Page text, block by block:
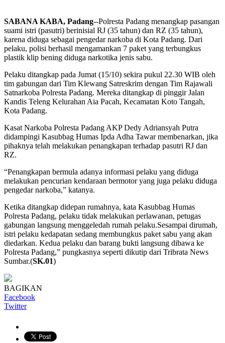
SABANA KABA, Padang--Polresta Padang menangkap pasangan
suami istri (pasutri) berinisial RJ (35 tahun) dan RZ (35 tahun),
karena diduga sebagai pengedar narkoba di Kota Padang. Dari
pelaku, polisi berhasil mengamankan 7 paket yang terbungkus
plastik klip bening diduga narkotika jenis sabu.
Pelaku ditangkap pada Jumat (15/10) sekira pukul 22.30 WIB oleh
tim gabungan dari Tim Klewang Satreskrim dengan Tim Rajawali
Satnarkoba Polresta Padang. Mereka ditangkap di pinggir Jalan
Kandis Teleng Kelurahan Aia Pacah, Kecamatan Koto Tangah,
Kota Padang.
Kasat Narkoba Polresta Padang AKP Dedy Adriansyah Putra
didampingi Kasubbag Humas Ipda Adha Tawar membenarkan, jika
pihaknya telah melakukan penangkapan terhadap pasutri RJ dan
RZ.
“Penangkapan bermula adanya informasi pelaku yang diduga
melakukan pencurian kendaraan bermotor yang juga pelaku diduga
pengedar narkoba,” katanya.
Ketika ditangkap didepan rumahnya, kata Kasubbag Humas
Polresta Padang, pelaku tidak melakukan perlawanan, petugas
gabungan langsung menggeledah rumah pelaku.Sesampai dirumah,
istri pelaku kedapatan sedang membungkus paket sabu yang akan
diedarkan. Kedua pelaku dan barang bukti langsung dibawa ke
Polresta Padang,” pungkasnya seperti dikutip dari Tribrata News
Sumbar.(SK.01)
BAGIKAN
Facebook
Twitter